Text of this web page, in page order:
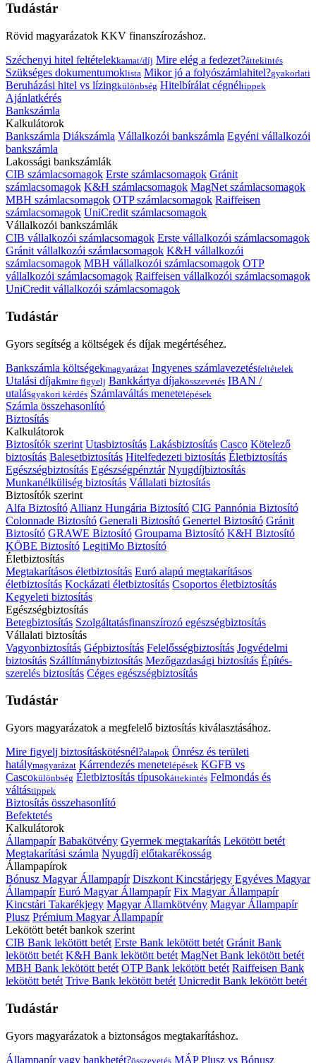
Tudástár
Rövid magyarázatok KKV finanszírozáshoz.
Széchenyi hitel feltételekkamat/díj Mire elég a fedezet?áttekintés
Szükséges dokumentumoklista Mikor jó a folyószámlahitel?gyakorlati
Beruházási hitel vs lízingkülönbség Hitelbírálat cégnéltippek
Ajánlatkérés
Bankszámla
Kalkulátorok
Bankszámla Diákszámla Vállalkozói bankszámla Egyéni vállalkozói
bankszámla
Lakossági bankszámlák
CIB számlacsomagok Erste számlacsomagok Gránit
számlacsomagok K&H számlacsomagok MagNet számlacsomagok
MBH számlacsomagok OTP számlacsomagok Raiffeisen
számlacsomagok UniCredit számlacsomagok
Vállalkozói bankszámlák
CIB vállalkozói számlacsomagok Erste vállalkozói számlacsomagok
Gránit vállalkozói számlacsomagok K&H vállalkozói
számlacsomagok MBH vállalkozói számlacsomagok OTP
vállalkozói számlacsomagok Raiffeisen vállalkozói számlacsomagok
UniCredit vállalkozói számlacsomagok
Tudástár
Gyors segítség a költségek és díjak megértéséhez.
Bankszámla költségekmagyarázat Ingyenes számlavezetésfeltételek
Utalási díjakmire figyelj Bankkártya díjakösszevetés IBAN /
utalásgyakori kérdés Számlaváltás menetelépések
Számla összehasonlító
Biztosítás
Kalkulátorok
Biztosítók szerint Utasbiztosítás Lakásbiztosítás Casco Kötelező
biztosítás Balesetbiztosítás Hitelfedezeti biztosítás Életbiztosítás
Egészségbiztosítás Egészségpénztár Nyugdíjbiztosítás
Munkanélküliség biztosítás Vállalati biztosítás
Biztosítók szerint
Alfa Biztosító Allianz Hungária Biztosító CIG Pannónia Biztosító
Colonnade Biztosító Generali Biztosító Genertel Biztosító Gránit
Biztosító GRAWE Biztosító Groupama Biztosító K&H Biztosító
KÖBE Biztosító LegitiMo Biztosító
Életbiztosítás
Megtakarításos életbiztosítás Euró alapú megtakarításos
életbiztosítás Kockázati életbiztosítás Csoportos életbiztosítás
Kegyeleti biztosítás
Egészségbiztosítás
Betegbiztosítás Szolgáltatásfinanszírozó egészségbiztosítás
Vállalati biztosítás
Vagyonbiztosítás Gépbiztosítás Felelősségbiztosítás Jogvédelmi
biztosítás Szállítmánybiztosítás Mezőgazdasági biztosítás Építés-
szerelés biztosítás Céges egészségbiztosítás
Tudástár
Gyors magyarázatok a megfelelő biztosítás kiválasztásához.
Mire figyelj biztosításkötésnél?alapok Önrész és területi
hatálymagyarázat Kárrendezés menetelépések KGFB vs
Cascokülönbség Életbiztosítás típusokáttekintés Felmondás és
váltástippek
Biztosítás összehasonlító
Befektetés
Kalkulátorok
Állampapír Babakötvény Gyermek megtakarítás Lekötött betét
Megtakarítási számla Nyugdíj előtakarékosság
Állampapírok
Bónusz Magyar Állampapír Diszkont Kincstárjegy Egyéves Magyar
Állampapír Euró Magyar Állampapír Fix Magyar Állampapír
Kincstári Takarékjegy Magyar Államkötvény Magyar Állampapír
Plusz Prémium Magyar Állampapír
Lekötött betét bankok szerint
CIB Bank lekötött betét Erste Bank lekötött betét Gránit Bank
lekötött betét K&H Bank lekötött betét MagNet Bank lekötött betét
MBH Bank lekötött betét OTP Bank lekötött betét Raiffeisen Bank
lekötött betét Trive Bank lekötött betét Unicredit Bank lekötött betét
Tudástár
Gyors magyarázatok a biztonságos megtakarításhoz.
Állampapír vagy bankbetét?összevetés MÁP Plusz vs Bónusz